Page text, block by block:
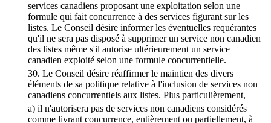
services canadiens proposant une exploitation selon une
formule qui fait concurrence à des services figurant sur les
listes. Le Conseil désire informer les éventuelles requérantes
qu'il ne sera pas disposé à supprimer un service non canadien
des listes même s'il autorise ultérieurement un service
canadien exploité selon une formule concurrentielle.
30. Le Conseil désire réaffirmer le maintien des divers
éléments de sa politique relative à l'inclusion de services non
canadiens concurrentiels aux listes. Plus particulièrement,
a) il n'autorisera pas de services non canadiens considérés
comme livrant concurrence, entièrement ou partiellement, à